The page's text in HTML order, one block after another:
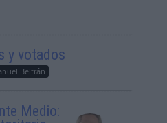
y votados
Beltrán
Medio: